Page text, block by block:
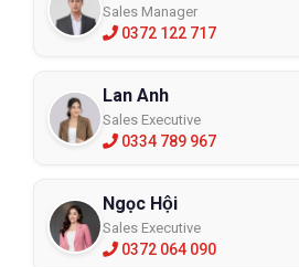
Sales Manager
0372 122 717
Lan Anh
Sales Executive
0334 789 967
Ngọc Hội
Sales Executive
0372 064 090